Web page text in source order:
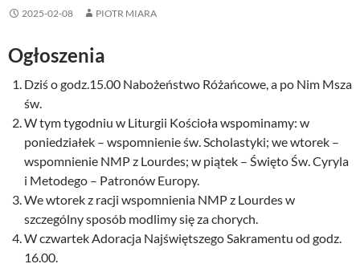
2025-02-08 PIOTR MIARA
Ogłoszenia
Dziś o godz.15.00 Nabożeństwo Różańcowe, a po Nim Msza
św.
W tym tygodniu w Liturgii Kościoła wspominamy: w
poniedziałek – wspomnienie św. Scholastyki; we wtorek –
wspomnienie NMP z Lourdes; w piątek – Święto Św. Cyryla
i Metodego – Patronów Europy.
We wtorek z racji wspomnienia NMP z Lourdes w
szczególny sposób modlimy się za chorych.
W czwartek Adoracja Najświętszego Sakramentu od godz.
16.00.